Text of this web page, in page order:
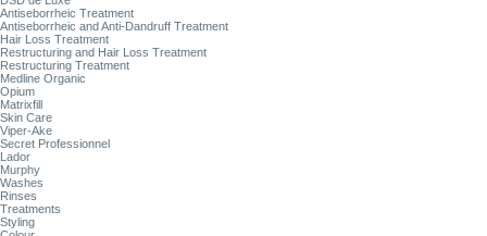
Antiseborrheic Treatment
Antiseborrheic and Anti-Dandruff Treatment
Hair Loss Treatment
Restructuring and Hair Loss Treatment
Restructuring Treatment
Medline Organic
Opium
Matrixfill
Skin Care
Viper-Ake
Secret Professionnel
Lador
Murphy
Washes
Rinses
Treatments
Styling